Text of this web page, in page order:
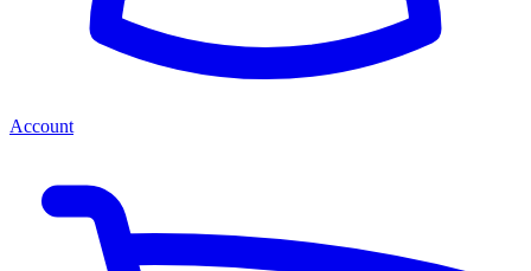
Account